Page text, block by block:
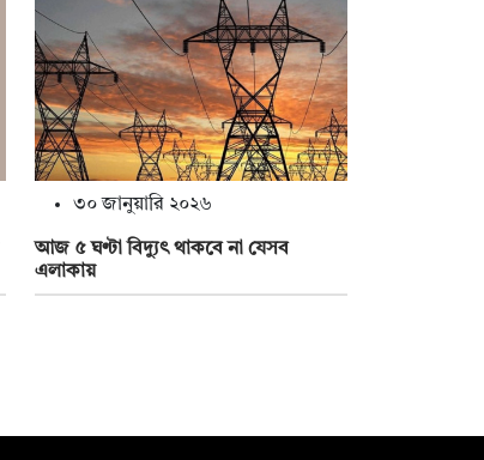
৩০ জানুয়ারি ২০২৬
আজ ৫ ঘণ্টা বিদ্যুৎ থাকবে না যেসব
এলাকায়